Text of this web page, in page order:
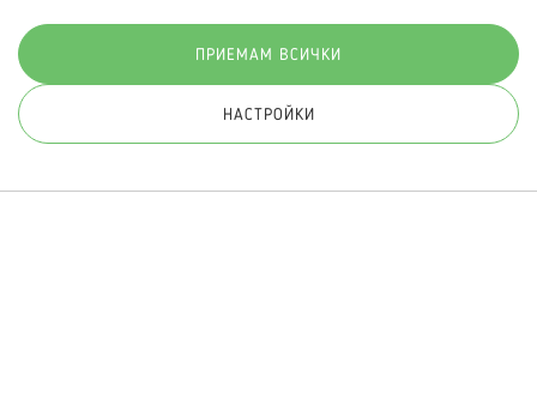
© 2026 Hippoland.net. Всички права запазени
ПРИЕМАМ ВСИЧКИ
НАСТРОЙКИ